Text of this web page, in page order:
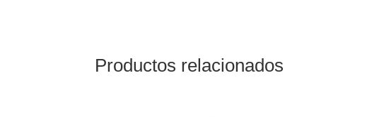
Productos relacionados